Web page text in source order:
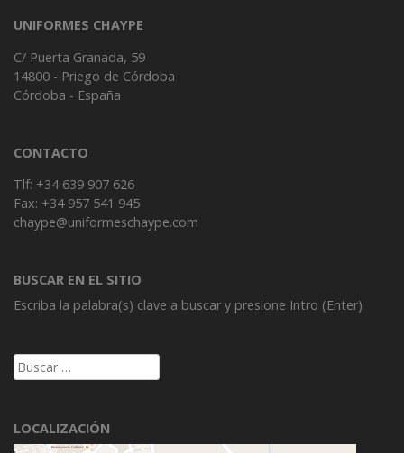
UNIFORMES CHAYPE
C/ Puerta Granada, 59
14800 - Priego de Córdoba
Córdoba - España
CONTACTO
Tlf: +34 639 907 626
Fax: +34 957 541 945
chaype@uniformeschaype.com
BUSCAR EN EL SITIO
Escriba la palabra(s) clave a buscar y presione Intro (Enter)
Buscar:
LOCALIZACIÓN